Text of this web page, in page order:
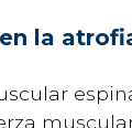
la